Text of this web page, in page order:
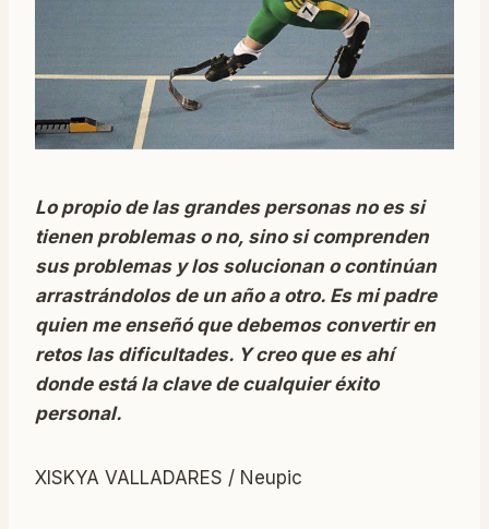
Lo propio de las grandes personas no es si
tienen problemas o no, sino si comprenden
sus problemas y los solucionan o continúan
arrastrándolos de un año a otro. Es mi padre
quien me enseñó que debemos convertir en
retos las dificultades. Y creo que es ahí
donde está la clave de cualquier éxito
personal.
XISKYA VALLADARES / Neupic